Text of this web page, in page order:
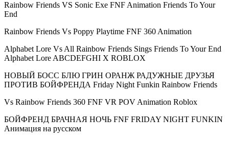
Rainbow Friends VS Sonic Exe FNF Animation Friends To Your
End
Rainbow Friends Vs Poppy Playtime FNF 360 Animation
Alphabet Lore Vs All Rainbow Friends Sings Friends To Your End
Alphabet Lore ABCDEFGHI X ROBLOX
НОВЫЙ БОСС БЛЮ ГРИН ОРАНЖ РАДУЖНЫЕ ДРУЗЬЯ
ПРОТИВ БОЙФРЕНДА Friday Night Funkin Rainbow Friends
Vs Rainbow Friends 360 FNF VR POV Animation Roblox
БОЙФРЕНД БРАЧНАЯ НОЧЬ FNF FRIDAY NIGHT FUNKIN
Анимация на русском